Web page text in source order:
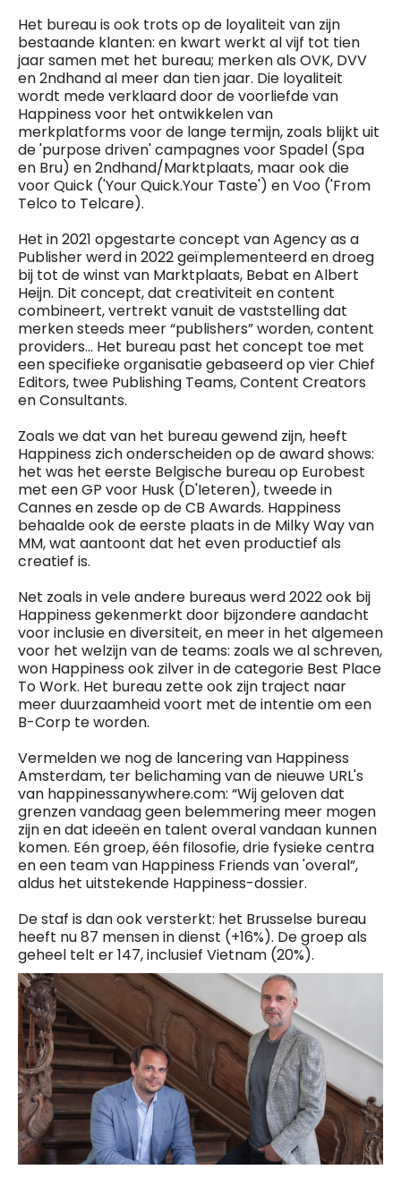
Het bureau is ook trots op de loyaliteit van zijn
bestaande klanten: en kwart werkt al vijf tot tien
jaar samen met het bureau; merken als OVK, DVV
en 2ndhand al meer dan tien jaar. Die loyaliteit
wordt mede verklaard door de voorliefde van
Happiness voor het ontwikkelen van
merkplatforms voor de lange termijn, zoals blijkt uit
de 'purpose driven' campagnes voor Spadel (Spa
en Bru) en 2ndhand/Marktplaats, maar ook die
voor Quick ('Your Quick.Your Taste') en Voo ('From
Telco to Telcare).
Het in 2021 opgestarte concept van Agency as a
Publisher werd in 2022 geïmplementeerd en droeg
bij tot de winst van Marktplaats, Bebat en Albert
Heijn. Dit concept, dat creativiteit en content
combineert, vertrekt vanuit de vaststelling dat
merken steeds meer “publishers” worden, content
providers... Het bureau past het concept toe met
een specifieke organisatie gebaseerd op vier Chief
Editors, twee Publishing Teams, Content Creators
en Consultants.
Zoals we dat van het bureau gewend zijn, heeft
Happiness zich onderscheiden op de award shows:
het was het eerste Belgische bureau op Eurobest
met een GP voor Husk (D'Ieteren), tweede in
Cannes en zesde op de CB Awards. Happiness
behaalde ook de eerste plaats in de Milky Way van
MM, wat aantoont dat het even productief als
creatief is.
Net zoals in vele andere bureaus werd 2022 ook bij
Happiness gekenmerkt door bijzondere aandacht
voor inclusie en diversiteit, en meer in het algemeen
voor het welzijn van de teams: zoals we al schreven,
won Happiness ook zilver in de categorie Best Place
To Work. Het bureau zette ook zijn traject naar
meer duurzaamheid voort met de intentie om een
B-Corp te worden.
Vermelden we nog de lancering van Happiness
Amsterdam, ter belichaming van de nieuwe URL's
van happinessanywhere.com: “Wij geloven dat
grenzen vandaag geen belemmering meer mogen
zijn en dat ideeën en talent overal vandaan kunnen
komen. Eén groep, één filosofie, drie fysieke centra
en een team van Happiness Friends van 'overal”,
aldus het uitstekende Happiness-dossier.
De staf is dan ook versterkt: het Brusselse bureau
heeft nu 87 mensen in dienst (+16%). De groep als
geheel telt er 147, inclusief Vietnam (20%).